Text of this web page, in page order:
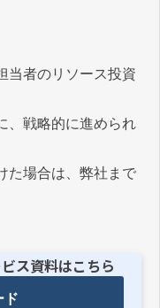
当者のリソース投資
、戦略的に進められ
た場合は、弊社まで
ス資料はこちら
ド